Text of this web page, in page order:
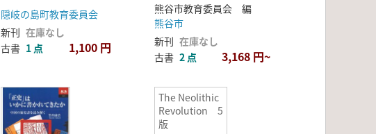
隠岐の島町教育委員会
新刊 在庫なし
古書 1 点 1,100 円
熊谷市教育委員会 編
熊谷市
新刊 在庫なし
古書 2 点 3,168 円~
The Neolithic
Revolution 5
版